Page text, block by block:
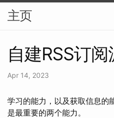
主页
自建RSS订阅
Apr 14, 2023
学习的能力，以及获取信息的
是最重要的两个能力。